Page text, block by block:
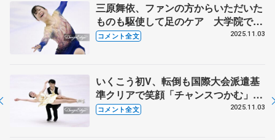
三原舞依、ファンの方からいただいた
ものも駆使して足のケア 大学院でス
ポーツ心理面の研究作業しつつ「全日
コメント全文 2025.11.03
いくこう初V、転倒も国際大会派遣基
準クリアで笑顔「チャンスつかむ」
島田高志郎、櫛田育良の声かけで立て
コメント全文 2025.11.03